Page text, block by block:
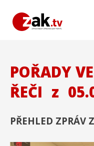
POŘADY
ŘEČI z
PŘEHLED ZPRÁV